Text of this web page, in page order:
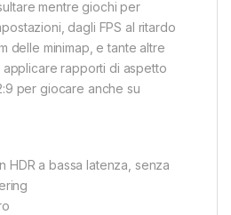
mentre giochi per
dagli FPS al ritardo
delle minimap, e tante altre
applicare rapporti di aspetto
per giocare anche su
HDR a bassa latenza, senza